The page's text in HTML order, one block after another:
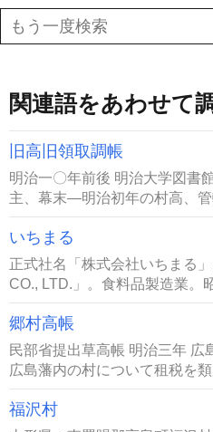
関連語をあわせて
旧高旧領取調帳
明治一〇年前後 明治大学図書
主、幕末―明治初年の村高、
いちまる
正式社名「株式会社いちまる
CO., LTD.」。食料品製造業。
郷村高帳
民部省提出草高帳 明治三年 広
広島藩内の村について租税を
福沢村